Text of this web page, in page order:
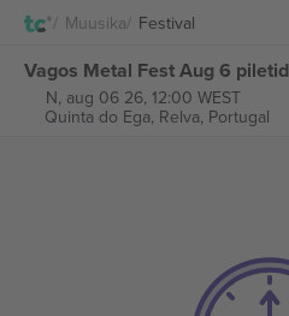
Muusika Festival
Vagos Metal Fest Aug 6 piletid
N, aug 06 26, 12:00 WEST
Quinta do Ega, Relva, Portugal